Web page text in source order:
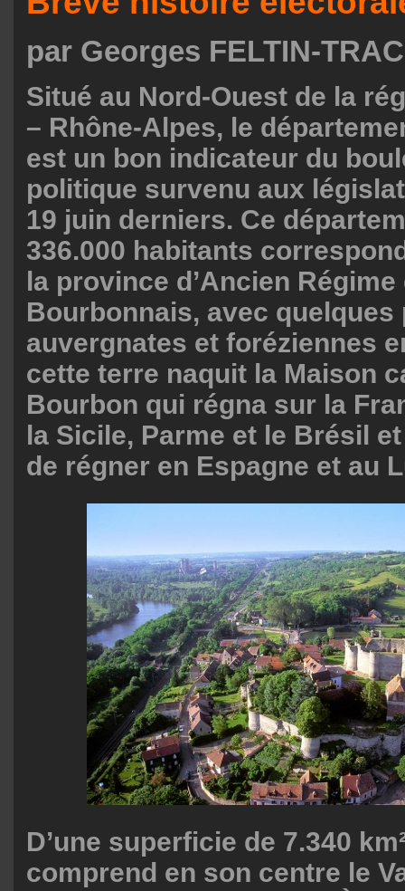
par Georges FELTIN-
Situé au Nord-Ouest de la
– Rhône-Alpes, le
est un bon indicateur du
politique survenu aux
19 juin derniers. Ce
336.000 habitants
la province d’Ancien Régime
Bourbonnais, avec quelques
auvergnates et foréziennes
cette terre naquit la Maison
Bourbon qui régna sur la
la Sicile, Parme et le Brésil
de régner en Espagne et au
D’une superficie de 7.340
comprend en son centre le